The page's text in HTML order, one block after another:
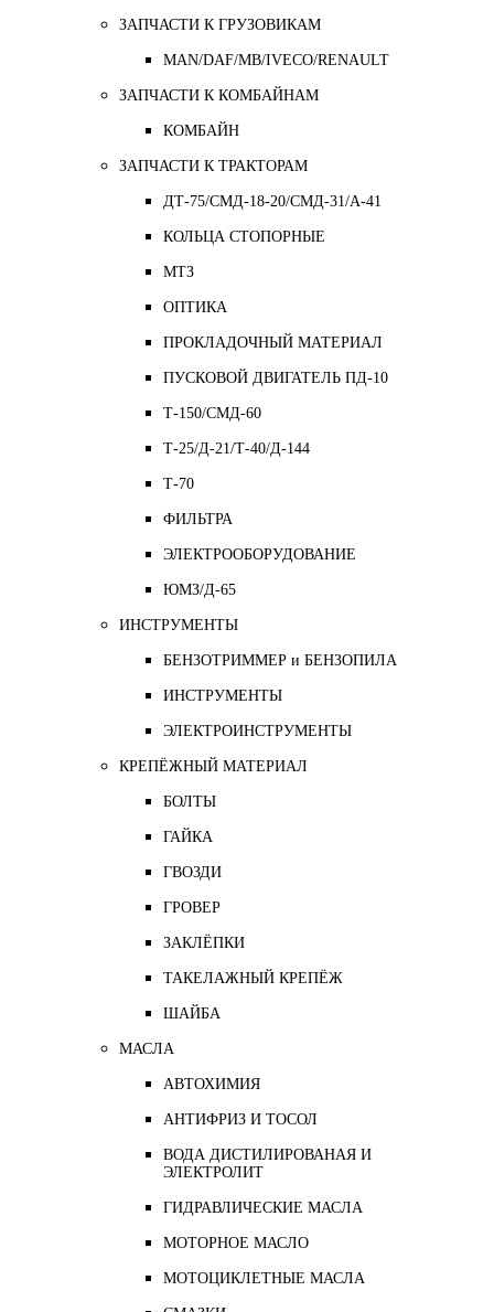
ЗАПЧАСТИ К ГРУЗОВИКАМ
MAN/DAF/MB/IVECO/RENAULT
ЗАПЧАСТИ К КОМБАЙНАМ
КОМБАЙН
ЗАПЧАСТИ К ТРАКТОРАМ
ДТ-75/СМД-18-20/СМД-31/A-41
КОЛЬЦА СТОПОРНЫЕ
МТЗ
ОПТИКА
ПРОКЛАДОЧНЫЙ МАТЕРИАЛ
ПУСКОВОЙ ДВИГАТЕЛЬ ПД-10
Т-150/СМД-60
Т-25/Д-21/Т-40/Д-144
Т-70
ФИЛЬТРА
ЭЛЕКТРООБОРУДОВАНИЕ
ЮМЗ/Д-65
ИНСТРУМЕНТЫ
БЕНЗОТРИММЕР и БЕНЗОПИЛА
ИНСТРУМЕНТЫ
ЭЛЕКТРОИНСТРУМЕНТЫ
КРЕПЁЖНЫЙ МАТЕРИАЛ
БОЛТЫ
ГАЙКА
ГВОЗДИ
ГРОВЕР
ЗАКЛЁПКИ
ТАКЕЛАЖНЫЙ КРЕПЁЖ
ШАЙБА
МАСЛА
АВТОХИМИЯ
АНТИФРИЗ И ТОСОЛ
ВОДА ДИСТИЛИРОВАНАЯ И
ЭЛЕКТРОЛИТ
ГИДРАВЛИЧЕСКИЕ МАСЛА
МОТОРНОЕ МАСЛО
МОТОЦИКЛЕТНЫЕ МАСЛА